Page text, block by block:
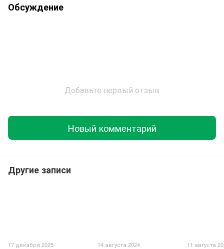
Обсуждение
Добавьте первый отзыв
Новый комментарий
Другие записи
17 декабря 2025 14 августа 2024 11 августа